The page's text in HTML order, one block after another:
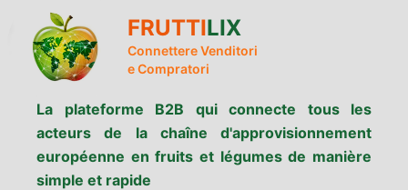
FRUTTILIX
Connettere Venditori
e Compratori
La plateforme B2B qui connecte tous les
acteurs de la chaîne d'approvisionnement
européenne en fruits et légumes de manière
simple et rapide